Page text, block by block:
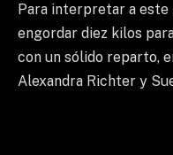
Para interpretar a
engordar diez kilos
con un sólido reparto,
Alexandra Richter y